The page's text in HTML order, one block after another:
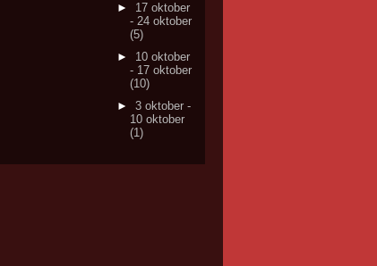
► 17 oktober
- 24 oktober
(5)
► 10 oktober
- 17 oktober
(10)
► 3 oktober -
10 oktober
(1)